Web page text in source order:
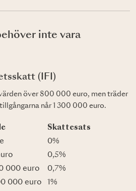
inte vara
(IFI)
över 800 000 euro, men träder
når 1 300 000 euro.
Skattesats
0%
0,5%
000 euro
0,7%
000 euro
1%